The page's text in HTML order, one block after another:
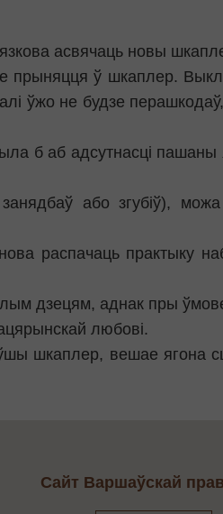
асвячаць новы
прыняцця ў шкаплер.
ўжо не будзе
б аб адсутнасці пашаны
або згубіў),
распачаць практыку
дзецям, аднак пры
любові.
шкаплер, вешае ягона
Cайт Варшаўскай